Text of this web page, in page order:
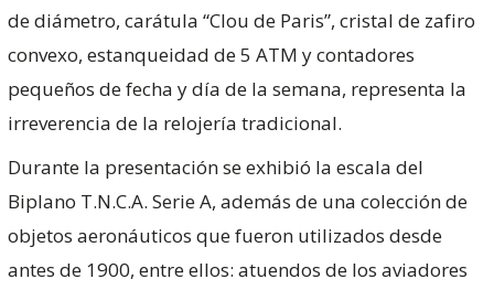
de diámetro, carátula “Clou de Paris”, cristal de zafiro
convexo, estanqueidad de 5 ATM y contadores
pequeños de fecha y día de la semana, representa la
irreverencia de la relojería tradicional.
Durante la presentación se exhibió la escala del
Biplano T.N.C.A. Serie A, además de una colección de
objetos aeronáuticos que fueron utilizados desde
antes de 1900, entre ellos: atuendos de los aviadores